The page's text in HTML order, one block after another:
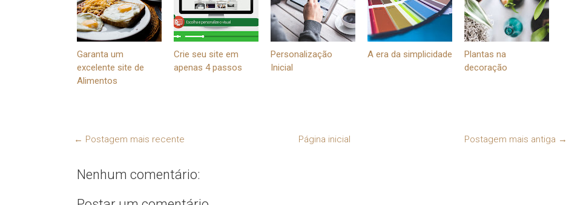
Garanta um
excelente site de
Alimentos
Crie seu site em
apenas 4 passos
Personalização
Inicial
A era da simplicidade
Plantas na
decoração
← Postagem mais recente Postagem mais antiga →
Página inicial
Nenhum comentário: